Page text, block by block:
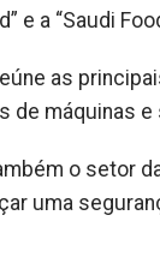
e a “Saudi
as
de máquinas
o setor
uma